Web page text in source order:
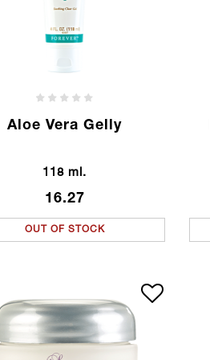
Aloe Vera Gelly
118 ml.
16.27
OUT OF STOCK